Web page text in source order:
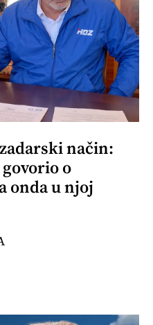
način:
o
onda u njoj